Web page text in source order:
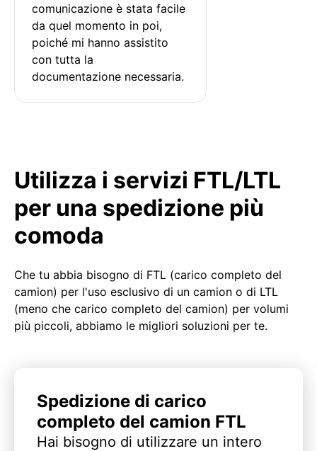
comunicazione è stata facile
da quel momento in poi,
poiché mi hanno assistito
con tutta la
documentazione necessaria.
Utilizza i servizi FTL/LTL
per una spedizione più
comoda
Che tu abbia bisogno di FTL (carico completo del
camion) per l'uso esclusivo di un camion o di LTL
(meno che carico completo del camion) per volumi
più piccoli, abbiamo le migliori soluzioni per te.
Spedizione di carico
completo del camion FTL
Hai bisogno di utilizzare un intero